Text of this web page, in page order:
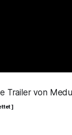
Trailer von
]